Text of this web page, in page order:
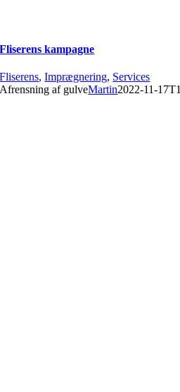
Fliserens kampagne
Fliserens,Imprægnering, Services
Afrensning af gulveMartin2022-11-